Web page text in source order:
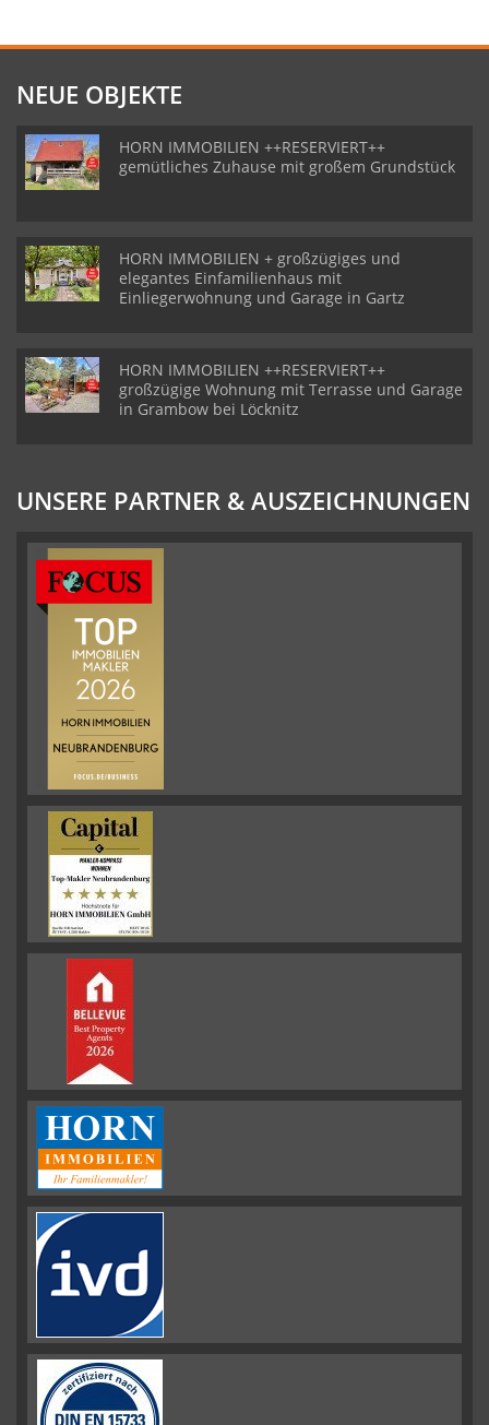
NEUE OBJEKTE
HORN IMMOBILIEN ++RESERVIERT++
gemütliches Zuhause mit großem Grundstück
HORN IMMOBILIEN + großzügiges und
elegantes Einfamilienhaus mit
Einliegerwohnung und Garage in Gartz
HORN IMMOBILIEN ++RESERVIERT++
großzügige Wohnung mit Terrasse und Garage
in Grambow bei Löcknitz
UNSERE PARTNER & AUSZEICHNUNGEN